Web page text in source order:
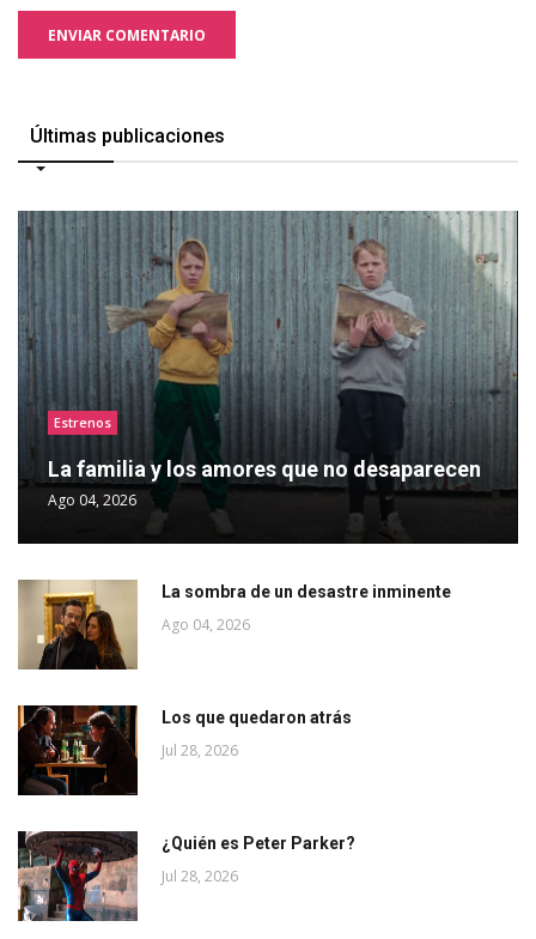
ENVIAR COMENTARIO
Últimas publicaciones
Estrenos
La familia y los amores que no desaparecen
Ago 04, 2026
La sombra de un desastre inminente
Ago 04, 2026
Los que quedaron atrás
Jul 28, 2026
¿Quién es Peter Parker?
Jul 28, 2026